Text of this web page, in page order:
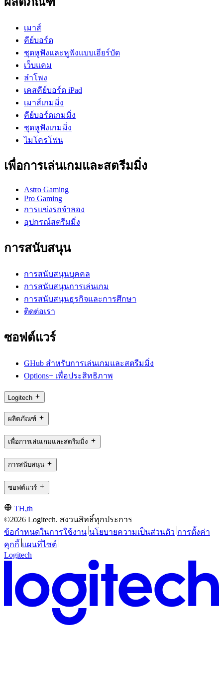
เมาส์
คีย์บอร์ด
ชุดหูฟังและหูฟังแบบเอียร์บัด
เว็บแคม
ลำโพง
เคสคีย์บอร์ด iPad
เมาส์เกมมิ่ง
คีย์บอร์ดเกมมิ่ง
ชุดหูฟังเกมมิ่ง
ไมโครโฟน
เพื่อการเล่นเกมและสตรีมมิ่ง
Astro Gaming
Pro Gaming
การแข่งรถจำลอง
อุปกรณ์สตรีมมิ่ง
การสนับสนุน
การสนับสนุนบุคคล
การสนับสนุนการเล่นเกม
การสนับสนุนธุรกิจและการศึกษา
ติดต่อเรา
ซอฟต์แวร์
GHub สำหรับการเล่นเกมและสตรีมมิ่ง
Options+ เพื่อประสิทธิภาพ
Logitech
ผลิตภัณฑ์
เพื่อการเล่นเกมและสตรีมมิ่ง
การสนับสนุน
ซอฟต์แวร์
TH,th
©2026 Logitech. สงวนสิทธิ์ทุกประการ
ข้อกำหนดในการใช้งาน นโยบายความเป็นส่วนตัว การตั้งค่า
คุกกี้ แผนที่ไซต์
Logitech